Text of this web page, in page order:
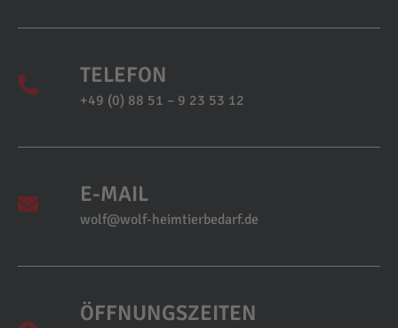
TELEFON
+49 (0) 88 51 – 9 23 53 12
E-MAIL
wolf@wolf-heimtierbedarf.de
ÖFFNUNGSZEITEN